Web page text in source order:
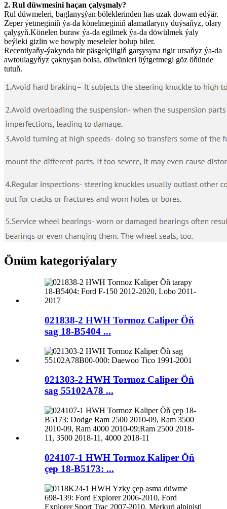
2. Rul düwmesini haçan çalyşmaly?
Rul düwmeleri, baglanyşýan böleklerinden has uzak dowam edýär.
Zeper ýetmeginiň ýa-da könelmeginiň alamatlaryny duýsaňyz, olary
çalyşyň.Könelen buraw ýa-da egilmek ýa-da döwülmek ýaly
beýleki gizlin we howply meseleler bolup biler.
Recentlyaňy-ýakynda bir päsgelçiligiň garşysyna tigir ursaňyz ýa-da
awtoulagyňyz çaknyşan bolsa, düwünleri üýtgetmegi göz öňünde
tutuň.
Önüm kategoriýalary
021838-2 HWH Tormoz Caliper Öň
sag 18-B5404 ...
021303-2 HWH Tormoz Caliper Öň
sag 55102A78 ...
024107-1 HWH Tormoz Kaliper Öň
çep 18-B5173: ...